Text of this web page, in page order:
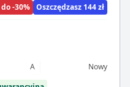
do -30% Oszczędzasz 144 zł
A
Nowy